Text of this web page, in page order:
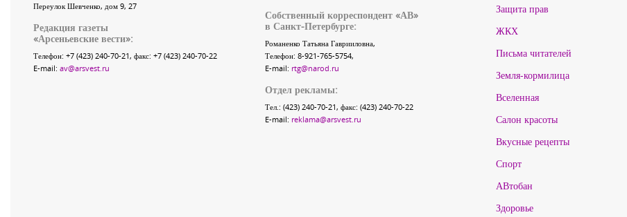
Переулок Шевченко, дом 9, 27
Редакция газеты
«Арсеньевские вести»:
Телефон: +7 (423) 240-70-21, факс: +7 (423) 240-70-22
E-mail: av@arsvest.ru
Собственный корреспондент «АВ»
в Санкт-Петербурге:
Романенко Татьяна Гаврииловна,
Телефон: 8-921-765-5754,
E-mail: rtg@narod.ru
Отдел рекламы:
Тел.: (423) 240-70-21, факс: (423) 240-70-22
E-mail: reklama@arsvest.ru
Защита прав
ЖКХ
Письма читателей
Земля-кормилица
Вселенная
Салон красоты
Вкусные рецепты
Спорт
АВтобан
Здоровье